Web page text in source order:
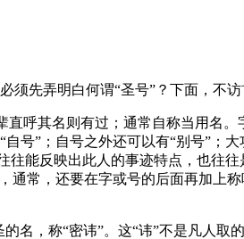
须先弄明白何谓“圣号”？下面，不
呼其名则有过；通常自称当用名。
号”；自号之外还可以有“别号”；大
往能反映出此人的事迹特点，也往
常，还要在字或号的后面再加上称
名，称“密讳”。这“讳”不是凡人取